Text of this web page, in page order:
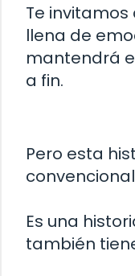
Te
llena de
mantendrá
a fin.
Pero esta
Es una
también